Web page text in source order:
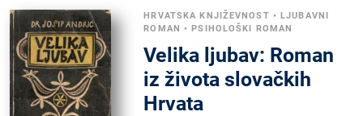
HRVATSKA KNJIŽEVNOST •LJUBAVNI
ROMAN •PSIHOLOŠKI ROMAN
Velika ljubav: Roman
iz života slovačkih
Hrvata